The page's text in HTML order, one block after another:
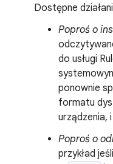
Dostępne
Poproś o
do usługi
ponownie
formatu
urządzenia,
Poproś o
przykład